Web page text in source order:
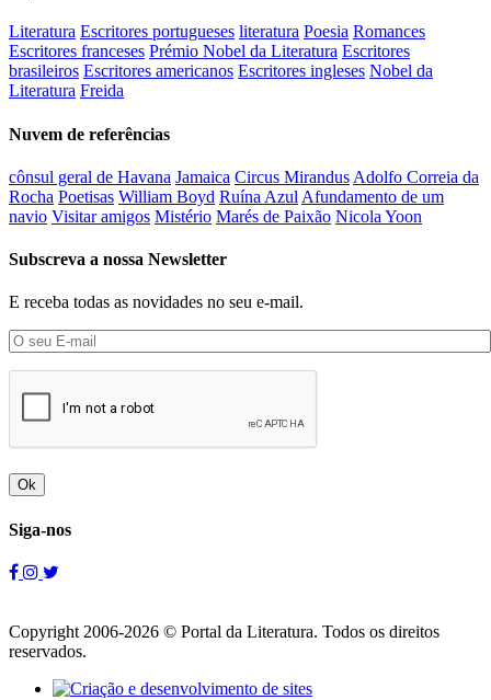
Literatura Escritores portugueses literatura Poesia Romances
Escritores franceses Prémio Nobel da Literatura Escritores
brasileiros Escritores americanos Escritores ingleses Nobel da
Literatura Freida
Nuvem de referências
cônsul geral de Havana Jamaica Circus Mirandus Adolfo Correia da
Rocha Poetisas William Boyd Ruína Azul Afundamento de um
navio Visitar amigos Mistério Marés de Paixão Nicola Yoon
Subscreva a nossa Newsletter
E receba todas as novidades no seu e-mail.
Ok
Siga-nos
Copyright 2006-2026 © Portal da Literatura. Todos os direitos
reservados.